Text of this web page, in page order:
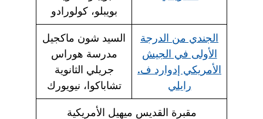
بويبلو، كولورادو
الجندي من الدرجة
الأولى في الجيش
الأمريكي إدوارد ف.
رايلي
السيد شون ماكجيل
مدرسة هوراس
جريلي الثانوية
تشاباكوا، نيويورك
مقبرة القديس ميهيل الأمريكية